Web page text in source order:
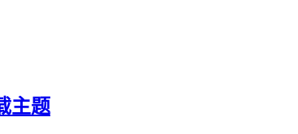
主题